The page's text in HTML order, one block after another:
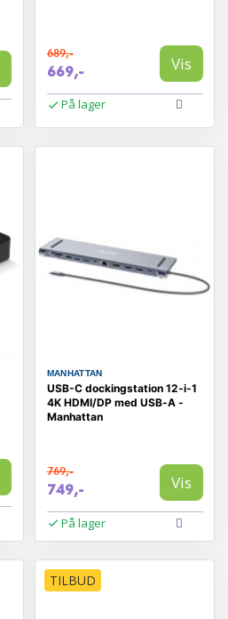
689,-
669,- Vis
På lager
MANHATTAN
USB-C dockingstation 12‑i‑1
4K HDMI/DP med USB‑A -
Manhattan
769,-
749,- Vis
På lager
TILBUD